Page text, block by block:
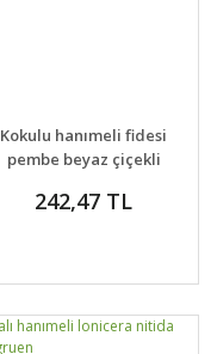
Kokulu hanımeli fidesi
pembe beyaz çiçekli
242,47 TL